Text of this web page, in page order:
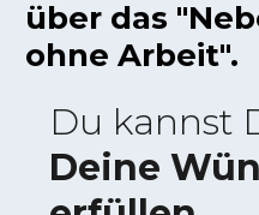
über das
ohne Arbeit".
Du kannst
Deine